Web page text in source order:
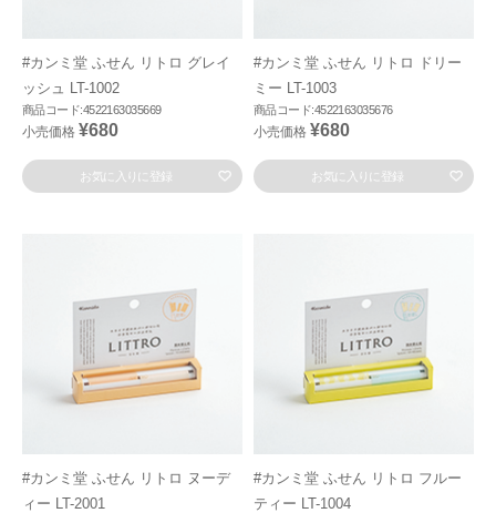
#カンミ堂 ふせん リトロ グレイ
ッシュ LT-1002
商品コード:4522163035669
小売価格 ¥680
お気に入りに登録
#カンミ堂 ふせん リトロ ドリー
ミー LT-1003
商品コード:4522163035676
小売価格 ¥680
お気に入りに登録
#カンミ堂 ふせん リトロ ヌーデ
ィー LT-2001
#カンミ堂 ふせん リトロ フルー
ティー LT-1004